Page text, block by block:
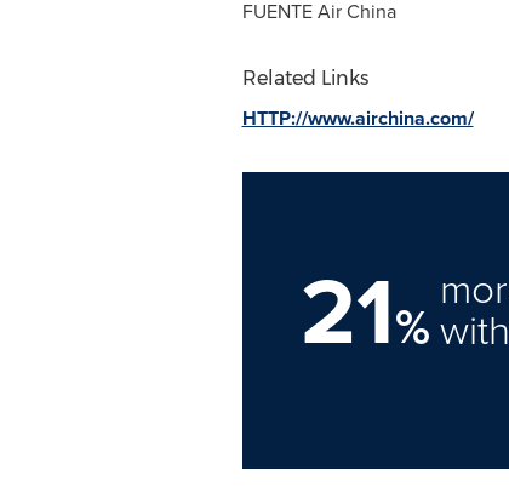
FUENTE Air China
Related Links
HTTP://www.airchina.com/
21%with